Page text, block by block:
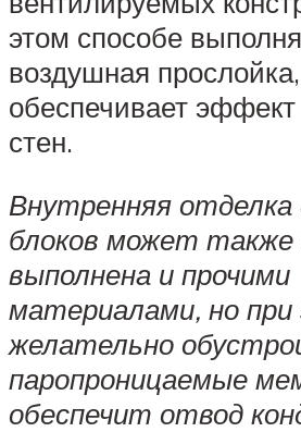
этом способе
воздушная
обеспечивает
стен.
Внутренняя отделка
блоков может
выполнена и прочими
материалами, но
желательно
паропроницаемые
обеспечит отвод